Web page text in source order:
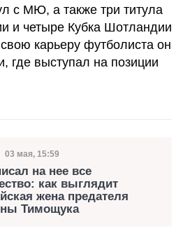
с МЮ, а также три титула
и четыре Кубка Шотландии
карьеру футболиста он
где выступал на позиции
Дата публикации
03 мая, 15:59
на нее все
как выглядит
жена предателя
Тимощука